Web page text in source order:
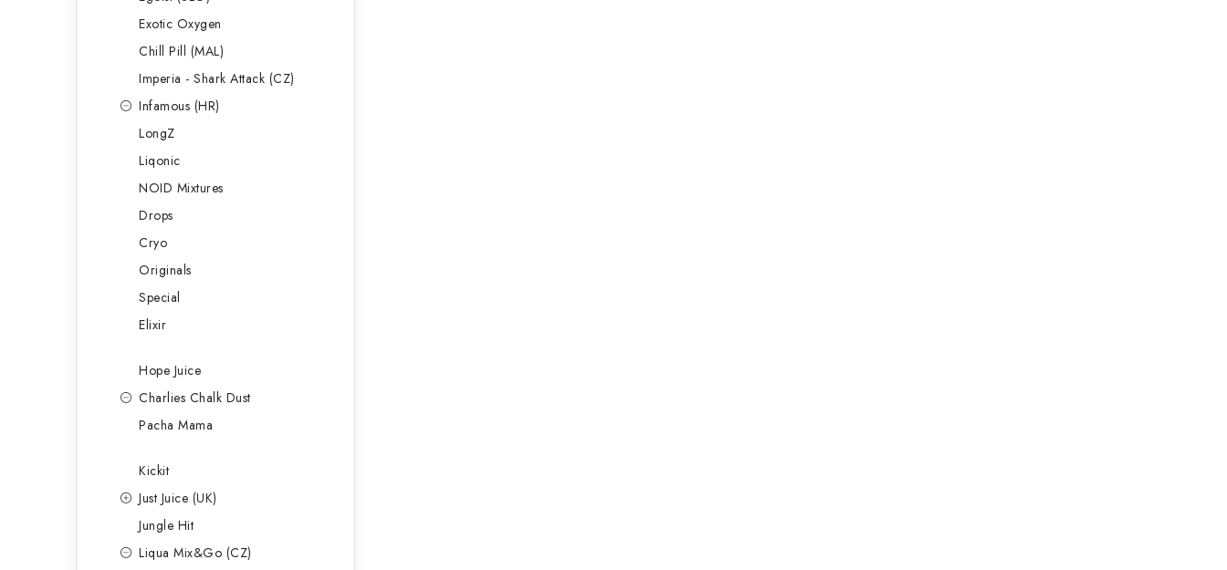
Exotic Oxygen
Chill Pill (MAL)
Imperia - Shark Attack (CZ)
Infamous (HR)
LongZ
Liqonic
NOID Mixtures
Drops
Cryo
Originals
Special
Elixir
Hope Juice
Charlies Chalk Dust
Pacha Mama
Kickit
Just Juice (UK)
Jungle Hit
Liqua Mix&Go (CZ)